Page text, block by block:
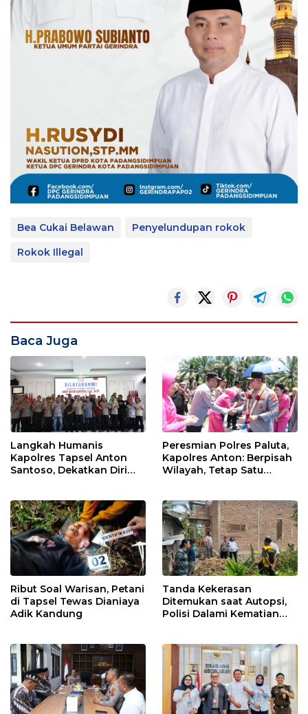
Bea Cukai Belawan
Penyelundupan rokok
Rokok Illegal
Baca Juga
Langkah Humanis
Kapolres Tapsel Anton
Santoso, Dekatkan Diri
Peresmian Polres Paluta,
Kapolres Anton: Berpisah
Wilayah, Tetap Satu
Ribut Soal Warisan, Petani
di Tapsel Tewas Dianiaya
Adik Kandung
Tanda Kekerasan
Ditemukan saat Autopsi,
Polisi Dalami Kematian